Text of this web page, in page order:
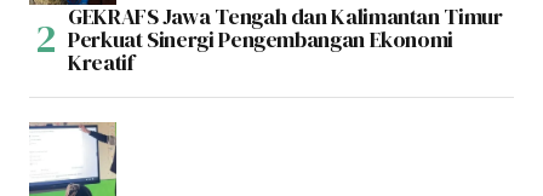
GEKRAFS Jawa Tengah dan Kalimantan Timur
Perkuat Sinergi Pengembangan Ekonomi
Kreatif